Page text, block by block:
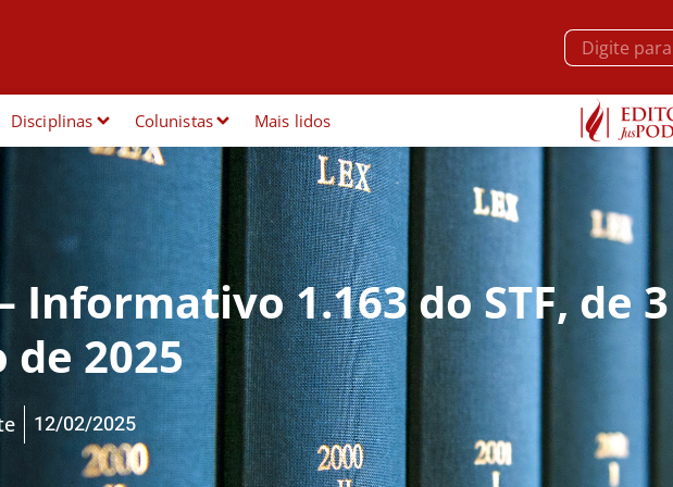
Disciplinas Colunistas Mais lidos
Informativo 1.163 do STF, de
2025
12/02/2025